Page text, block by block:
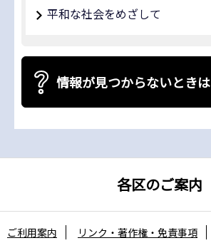
平和な社会をめざして
情報が見つからないときは
各区のご案内
ご利用案内 リンク・著作権・免責事項